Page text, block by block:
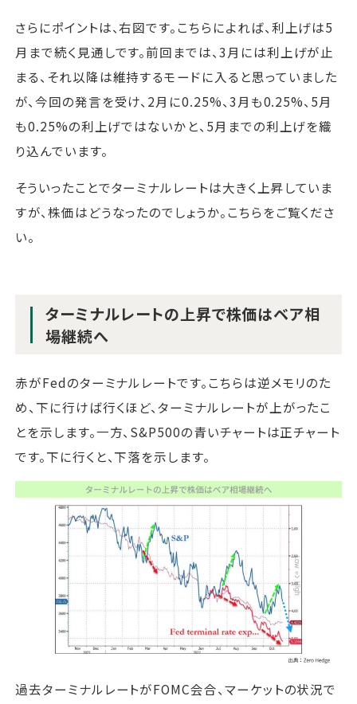
さらにポイントは、右図です。こちらによれば、利上げは5
月まで続く見通しです。前回までは、3月には利上げが止
まる、それ以降は維持するモードに入ると思っていました
が、今回の発言を受け、2月に0.25%、3月も0.25%、5月
も0.25%の利上げではないかと、5月までの利上げを織
り込んでいます。
そういったことでターミナルレートは大きく上昇していま
すが、株価はどうなったのでしょうか。こちらをご覧くださ
い。
ターミナルレートの上昇で株価はベア相
場継続へ
赤がFedのターミナルレートです。こちらは逆メモリのた
め、下に行けば行くほど、ターミナルレートが上がったこ
とを示します。一方、S&P500の青いチャートは正チャート
です。下に行くと、下落を示します。
過去ターミナルレートがFOMC会合、マーケットの状況で